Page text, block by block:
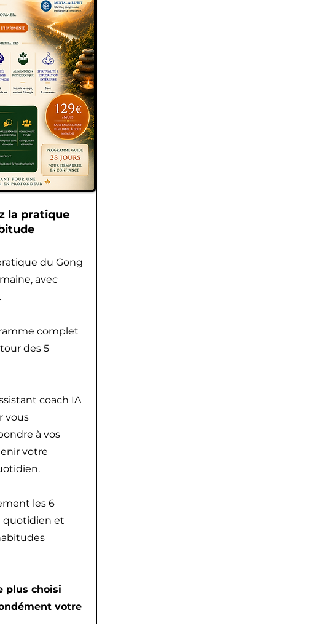
la pratique
du Gong
avec
complet
des 5
coach IA
vous
à vos
votre
les 6
quotidien et
plus choisi
votre